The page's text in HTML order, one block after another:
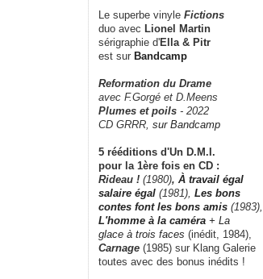
Le superbe vinyle Fictions
duo avec Lionel Martin
sérigraphie d'Ella & Pitr
est sur Bandcamp
Reformation du Drame
avec F.Gorgé et D.Meens
Plumes et poils - 2022
CD GRRR, sur Bandcamp
5 rééditions d'Un D.M.I.
pour la 1ère fois en CD :
Rideau ! (1980), À travail égal
salaire égal (1981), Les bons
contes font les bons amis (1983),
L'homme à la caméra + La
glace à trois faces (inédit, 1984),
Carnage (1985) sur Klang Galerie
toutes avec des bonus inédits !